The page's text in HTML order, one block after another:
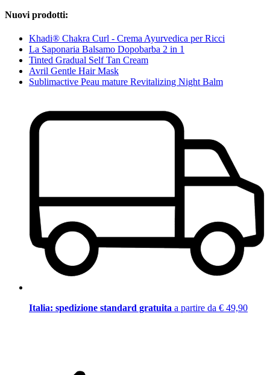
Nuovi prodotti:
Khadi® Chakra Curl - Crema Ayurvedica per Ricci
La Saponaria Balsamo Dopobarba 2 in 1
Tinted Gradual Self Tan Cream
Avril Gentle Hair Mask
Sublimactive Peau mature Revitalizing Night Balm
Italia: spedizione standard gratuita a partire da € 49,90